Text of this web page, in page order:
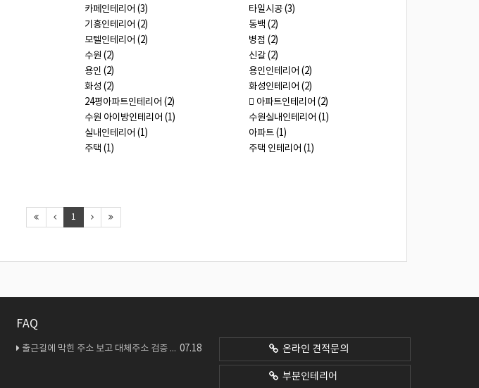
카페인테리어 (3)
타일시공 (3)
기흥인테리어 (2)
동백 (2)
모텔인테리어 (2)
병점 (2)
수원 (2)
신갈 (2)
용인 (2)
용인인테리어 (2)
화성 (2)
화성인테리어 (2)
24평아파트인테리어 (2)
 아파트인테리어 (2)
수원 아이방인테리어 (1)
수원실내인테리어 (1)
실내인테리어 (1)
아파트 (1)
주택 (1)
주택 인테리어 (1)
1
FAQ
07.18
출근길에 막힌 주소 보고 대체주소 검증 다시 해봤네요 온라인 견적문의
부분인테리어